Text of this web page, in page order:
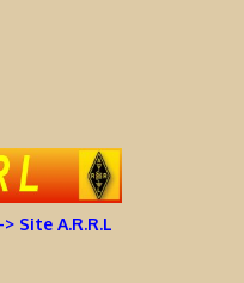
Site A.R.R.L